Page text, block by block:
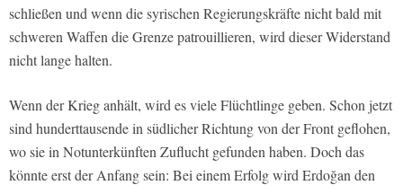
schließen und wenn die syrischen Regierungskräfte nicht bald mit
schweren Waffen die Grenze patrouillieren, wird dieser Widerstand
nicht lange halten.
Wenn der Krieg anhält, wird es viele Flüchtlinge geben. Schon jetzt
sind hunderttausende in südlicher Richtung von der Front geflohen,
wo sie in Notunterkünften Zuflucht gefunden haben. Doch das
könnte erst der Anfang sein: Bei einem Erfolg wird Erdoğan den